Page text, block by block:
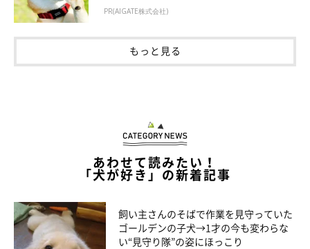
タロさんもおやつどうぞ！
PR(AIGATE株式会社)
もっと見る
あわせて読みたい！
「犬が好き」の新着記事
飼い主さんのそばで作業を見守っていた
ゴールデンの子犬→1才の今も変わらな
い“見守り隊”の姿にほっこり